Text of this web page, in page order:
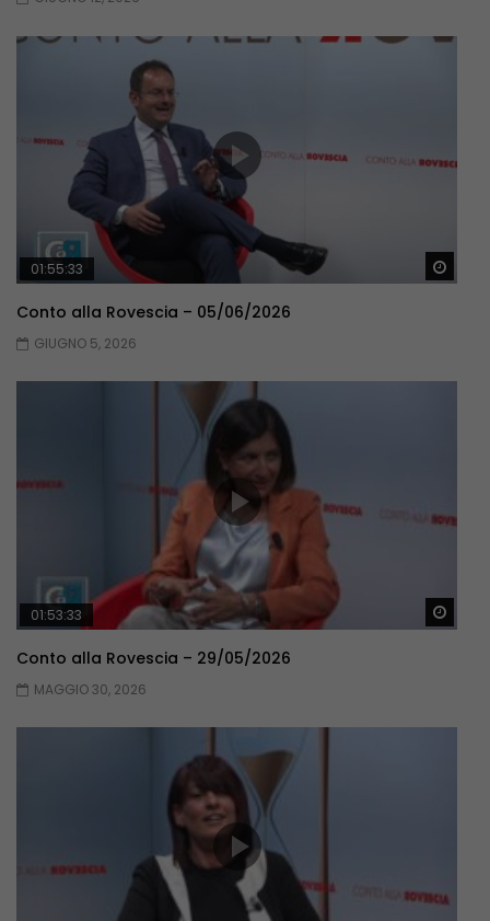
01:55:33
Conto alla Rovescia – 05/06/2026
GIUGNO 5, 2026
01:53:33
Conto alla Rovescia – 29/05/2026
MAGGIO 30, 2026